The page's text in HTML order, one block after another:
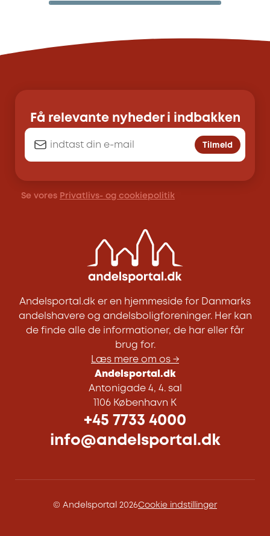
Få relevante nyheder i indbakken
Tilmeld
Se vores Privatlivs- og cookiepolitik
Andelsportal.dk er en hjemmeside for Danmarks
andelshavere og andelsboligforeninger. Her kan
de finde alle de informationer, de har eller får
brug for.
Læs mere om os →
Andelsportal.dk
Antonigade 4, 4. sal
1106 København K
+45 7733 4000
info@andelsportal.dk
© Andelsportal 2026Cookie indstillinger